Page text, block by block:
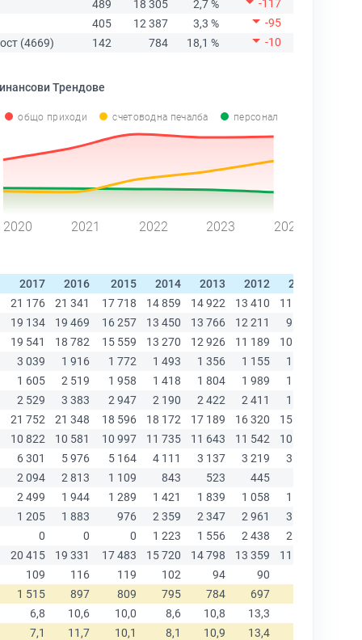
489
18 305 2,7 %
-117
405
12 387 3,3 %
-95
(4669)
142 784 18,1 % -10
Трендове
общо приходи счетоводна печалба персонал
2020 2021 2022 2023 2024
2017 2016 2015 2014 2013 2012 2011